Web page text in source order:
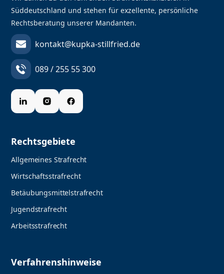
Süddeutschland und stehen für exzellente, persönliche
Rechtsberatung unserer Mandanten.
kontakt@kupka-stillfried.de
089 / 255 55 300
Rechtsgebiete
Allgemeines Strafrecht
Wirtschaftsstrafrecht
Betäubungsmittelstrafrecht
Jugendstrafrecht
Arbeitsstrafrecht
Verfahrenshinweise